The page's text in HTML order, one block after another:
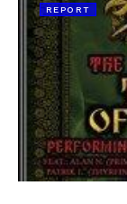
REPORT